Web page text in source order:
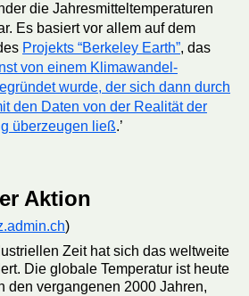
die Jahresmitteltemperaturen
Es basiert vor allem auf dem
Projekts “Berkeley Earth”, das
von einem Klimawandel-
wurde, der sich dann durch
den Daten von der Realität der
überzeugen ließ.’
Aktion
)
Zeit hat sich das weltweite
Die globale Temperatur ist heute
den vergangenen 2000 Jahren,